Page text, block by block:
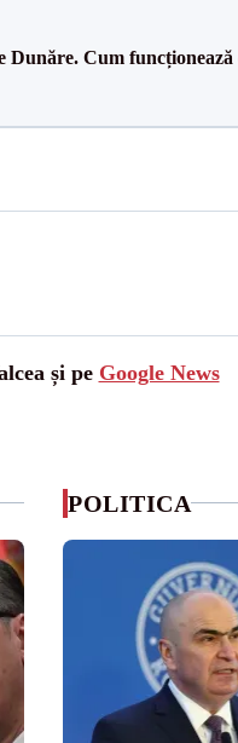
Dunăre. Cum
și pe Google News
POLITICA